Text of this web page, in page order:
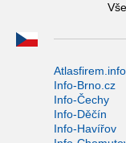
Atlasfirem.info
Info-Brno.cz
Info-Čechy
Info-Děčín
Info-Havířov